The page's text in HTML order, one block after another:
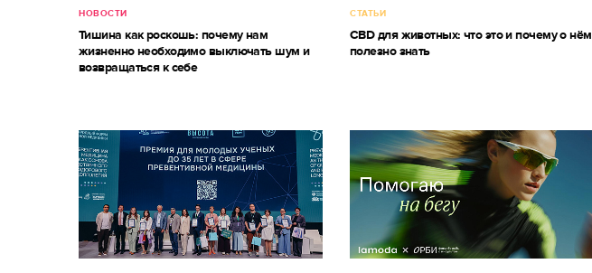
НОВОСТИ
Тишина как роскошь: почему нам
жизненно необходимо выключать шум и
возвращаться к себе
СТАТЬИ
CBD для животных: что это и почему о нём
полезно знать